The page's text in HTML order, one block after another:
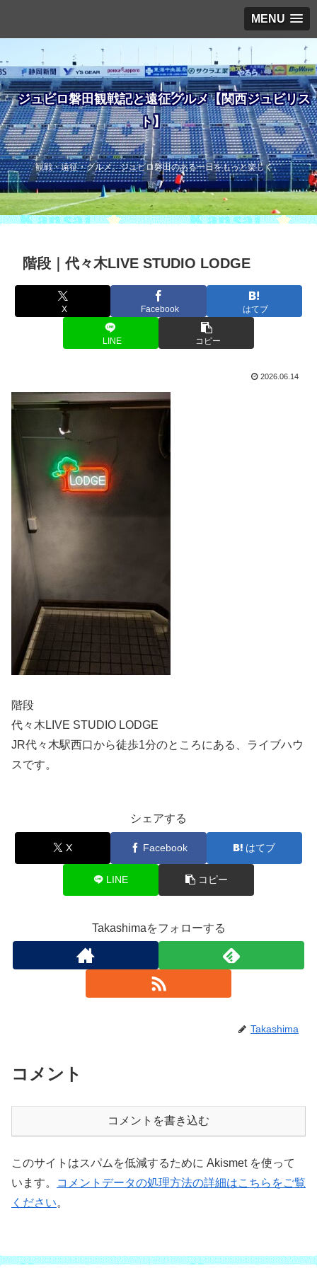
MENU
ジュビロ磐田観戦記と遠征グルメ【関西ジュビリス
ト】
観戦・遠征・グルメ。ジュビロ磐田のある一日をもっと楽しく。
階段｜代々木LIVE STUDIO LODGE
X Facebook はてブ
LINE コピー
2026.06.14
階段
代々木LIVE STUDIO LODGE
JR代々木駅西口から徒歩1分のところにある、ライブハウ
スです。
シェアする
X Facebook はてブ
LINE コピー
Takashimaをフォローする
Takashima
コメント
コメントを書き込む
このサイトはスパムを低減するために Akismet を使って
います。
コメントデータの処理方法の詳細はこちらをご覧
ください。